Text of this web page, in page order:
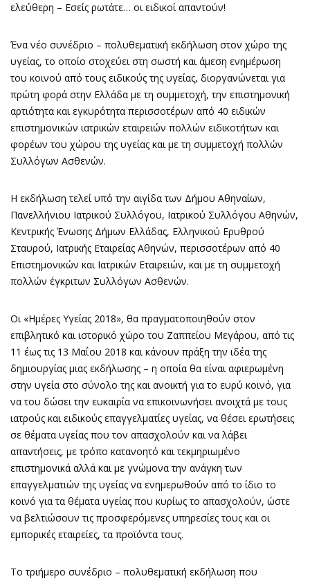
ελεύθερη – Εσείς ρωτάτε… οι ειδικοί απαντούν!
Ένα νέο συνέδριο – πολυθεματική εκδήλωση στον χώρο της
υγείας, το οποίο στοχεύει στη σωστή και άμεση ενημέρωση
του κοινού από τους ειδικούς της υγείας, διοργανώνεται για
πρώτη φορά στην Ελλάδα με τη συμμετοχή, την επιστημονική
αρτιότητα και εγκυρότητα περισσοτέρων από 40 ειδικών
επιστημονικών ιατρικών εταιρειών πολλών ειδικοτήτων και
φορέων του χώρου της υγείας και με τη συμμετοχή πολλών
Συλλόγων Ασθενών.
Η εκδήλωση τελεί υπό την αιγίδα των Δήμου Αθηναίων,
Πανελλήνιου Ιατρικού Συλλόγου, Ιατρικού Συλλόγου Αθηνών,
Κεντρικής Ένωσης Δήμων Ελλάδας, Ελληνικού Ερυθρού
Σταυρού, Ιατρικής Εταιρείας Αθηνών, περισσοτέρων από 40
Επιστημονικών και Ιατρικών Εταιρειών, και με τη συμμετοχή
πολλών έγκριτων Συλλόγων Ασθενών.
Οι «Ημέρες Υγείας 2018», θα πραγματοποιηθούν στον
επιβλητικό και ιστορικό χώρο του Ζαππείου Μεγάρου, από τις
11 έως τις 13 Μαΐου 2018 και κάνουν πράξη την ιδέα της
δημιουργίας μιας εκδήλωσης – η οποία θα είναι αφιερωμένη
στην υγεία στο σύνολο της και ανοικτή για το ευρύ κοινό, για
να του δώσει την ευκαιρία να επικοινωνήσει ανοιχτά με τους
ιατρούς και ειδικούς επαγγελματίες υγείας, να θέσει ερωτήσεις
σε θέματα υγείας που τον απασχολούν και να λάβει
απαντήσεις, με τρόπο κατανοητό και τεκμηριωμένο
επιστημονικά αλλά και με γνώμονα την ανάγκη των
επαγγελματιών της υγείας να ενημερωθούν από το ίδιο το
κοινό για τα θέματα υγείας που κυρίως το απασχολούν, ώστε
να βελτιώσουν τις προσφερόμενες υπηρεσίες τους και οι
εμπορικές εταιρείες, τα προϊόντα τους.
Το τριήμερο συνέδριο – πολυθεματική εκδήλωση που